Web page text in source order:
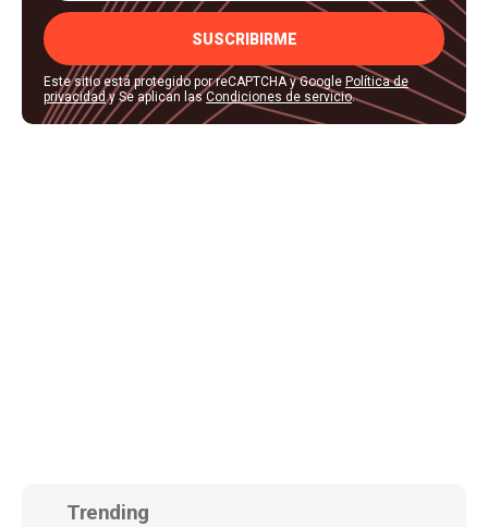
SUSCRIBIRME
Este sitio está protegido por reCAPTCHA y Google Política de
privacidady Se aplican lasCondiciones de servicio.
Trending